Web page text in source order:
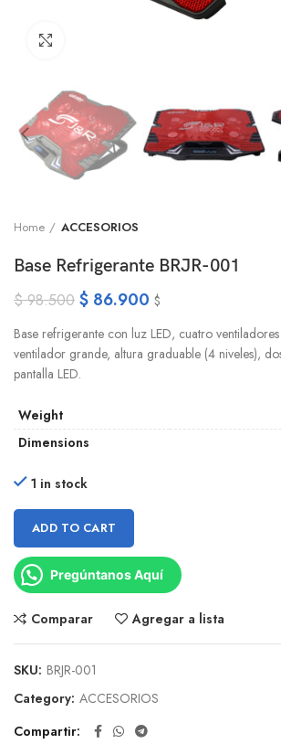
Home ACCESORIOS
Base Refrigerante BRJR-001
$98.500 $ 86.900 $
Base refrigerante con luz LED, cuatro
ventilador grande, altura graduable (4 niveles),
pantalla LED.
Weight
Dimensions
1 in stock
ADD TO CART
Pregúntanos Aquí
Comparar Agregar a lista
SKU: BRJR-001
Category: ACCESORIOS
Compartir